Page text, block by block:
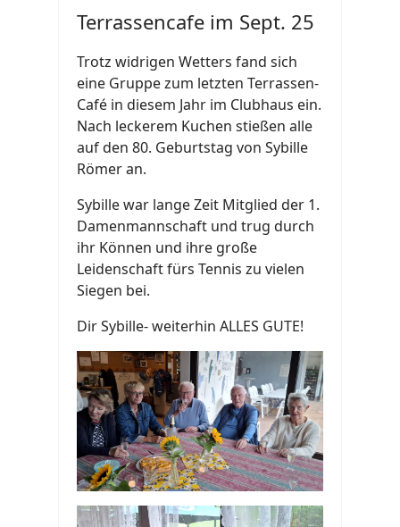
Terrassencafe im Sept. 25
Trotz widrigen Wetters fand sich
eine Gruppe zum letzten Terrassen-
Café in diesem Jahr im Clubhaus ein.
Nach leckerem Kuchen stießen alle
auf den 80. Geburtstag von Sybille
Römer an.
Sybille war lange Zeit Mitglied der 1.
Damenmannschaft und trug durch
ihr Können und ihre große
Leidenschaft fürs Tennis zu vielen
Siegen bei.
Dir Sybille- weiterhin ALLES GUTE!